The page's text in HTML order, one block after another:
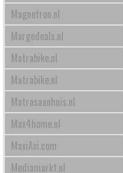
Magnetron.nl
Margedeals.nl
Matrabike.nl
Matrabike.nl
Matrasaanhuis.nl
Max4home.nl
MaxiAxi.com
Mediamarkt.nl